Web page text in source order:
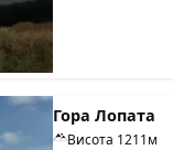
Гора Лопата
Висота 1211м